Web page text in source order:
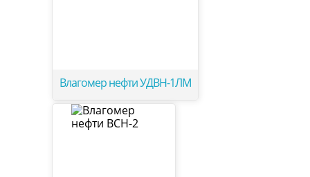
Влагомер нефти УДВН-1ЛМ